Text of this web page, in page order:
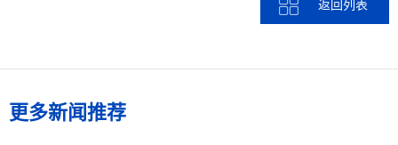
返回列表
更多新闻推荐